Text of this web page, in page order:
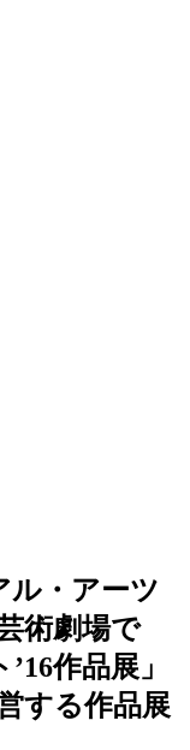
ル・アーツ
術劇場で
作品展」
する作品展